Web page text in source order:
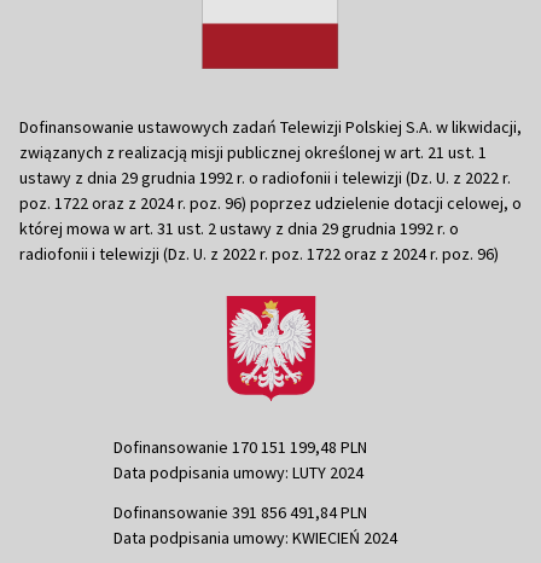
Dofinansowanie ustawowych zadań Telewizji Polskiej S.A. w likwidacji,
związanych z realizacją misji publicznej określonej w art. 21 ust. 1
ustawy z dnia 29 grudnia 1992 r. o radiofonii i telewizji (Dz. U. z 2022 r.
poz. 1722 oraz z 2024 r. poz. 96) poprzez udzielenie dotacji celowej, o
której mowa w art. 31 ust. 2 ustawy z dnia 29 grudnia 1992 r. o
radiofonii i telewizji (Dz. U. z 2022 r. poz. 1722 oraz z 2024 r. poz. 96)
Dofinansowanie 170 151 199,48 PLN
Data podpisania umowy: LUTY 2024
Dofinansowanie 391 856 491,84 PLN
Data podpisania umowy: KWIECIEŃ 2024